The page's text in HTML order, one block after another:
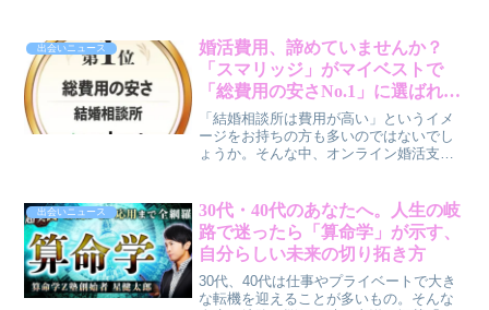
が、あなたの星座に合わせたアプリ選び
のヒントを提案します。
出会いニュース
婚活費用、諦めていませんか？
「スマリッジ」がマイベストで
「総費用の安さNo.1」に選ばれた
理由と賢作の視点
「結婚相談所は費用が高い」というイメ
ージをお持ちの方も多いのではないでし
ょうか。そんな中、オンライン婚活支援
所 総費用の安さ No.1」に選出されまし
た。この記事では、なぜスマリッジが選
ばれたのか、その理由と、30代・40代の
婚活世代に賢作が伝えたい本音を交えて
ご紹介します。
出会いニュース
30代・40代のあなたへ。人生の岐
路で迷ったら「算命学」が示す、
自分らしい未来の切り拓き方
30代、40代は仕事やプライベートで大き
な転機を迎えることが多いもの。そんな